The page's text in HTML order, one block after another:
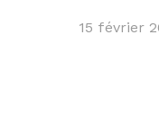
15 février